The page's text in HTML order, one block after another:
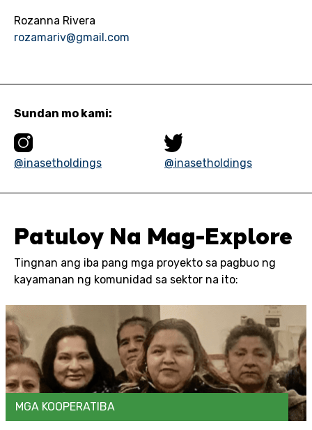
Rozanna Rivera
rozamariv@gmail.com
Sundan mo kami:
@inasetholdings @inasetholdings
Patuloy Na Mag-Explore
Tingnan ang iba pang mga proyekto sa pagbuo ng
kayamanan ng komunidad sa sektor na ito:
MGA KOOPERATIBA